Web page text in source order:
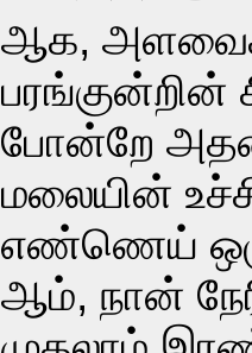
ஆக, அளவைக்
பரங்குன்றின்
போன்றே அதன்
மலையின்
எண்ணெய்
ஆம், நான்